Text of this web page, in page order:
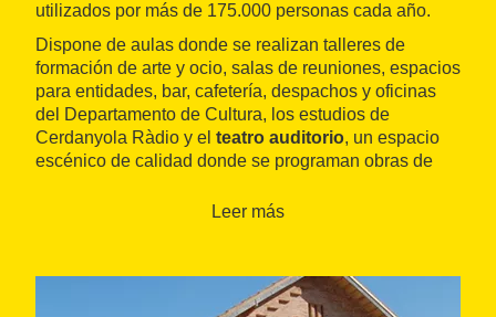
utilizados por más de 175.000 personas cada año.
Dispone de aulas donde se realizan talleres de
formación de arte y ocio, salas de reuniones, espacios
para entidades, bar, cafetería, despachos y oficinas
del Departamento de Cultura, los estudios de
Cerdanyola Ràdio y el teatro auditorio, un espacio
escénico de calidad donde se programan obras de
Leer más